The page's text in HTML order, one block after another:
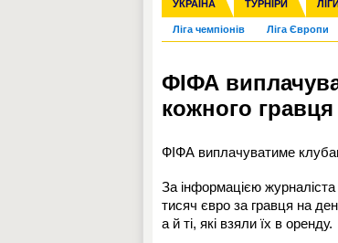
УКРАЇНА ТУРНІРИ
Збірна Прем'єр-ліга
Ліга чемпіонів Ліга Європи
Англія Іспанія Італія
ЧС-2014 ЄВРО-2016 Росія
ФІФА
кожного
ФІФА виплачуватиме
За інформацією
тисяч євро за гравця на
а й ті, які взяли їх в оренду.